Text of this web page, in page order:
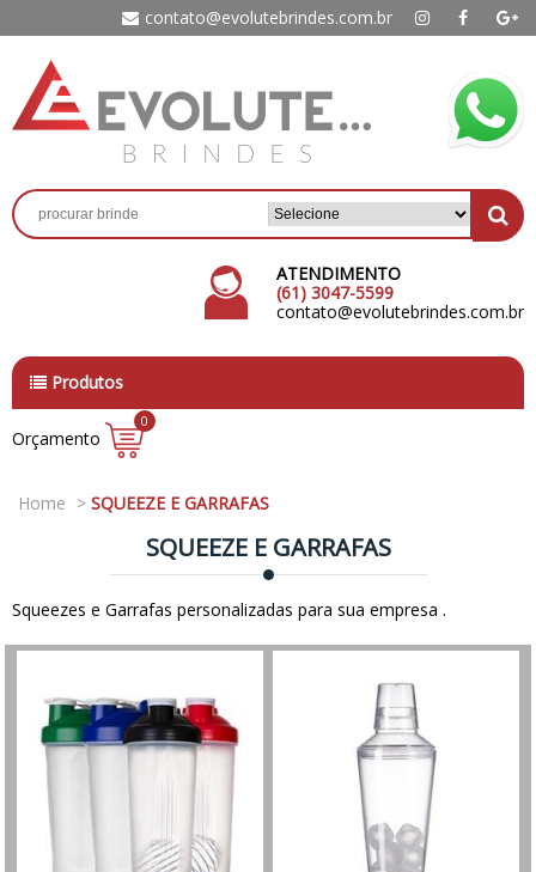
contato@evolutebrindes.com.br
ATENDIMENTO
(61) 3047-5599
contato@evolutebrindes.com.br
Produtos
Orçamento
0
Home > SQUEEZE E GARRAFAS
SQUEEZE E GARRAFAS
Squeezes e Garrafas personalizadas para sua empresa .